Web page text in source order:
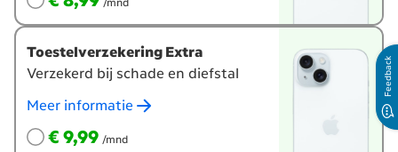
/mnd
Toestelverzekering Extra
Verzekerd bij schade en diefstal
Meer informatie
€ 9,99
€ 9,99
per maand/mnd
Feedback